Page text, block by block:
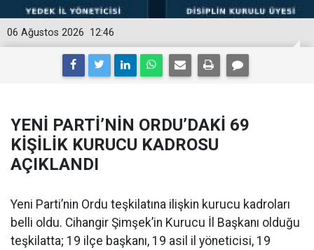
12:46
06 Ağustos 2026
YENİ PARTİ’NİN ORDU’DAKİ 69
KİŞİLİK KURUCU KADROSU
AÇIKLANDI
Yeni Parti’nin Ordu teşkilatına ilişkin kurucu kadroları
belli oldu. Cihangir Şimşek’in Kurucu İl Başkanı olduğu
teşkilatta; 19 ilçe başkanı, 19 asil il yöneticisi, 19